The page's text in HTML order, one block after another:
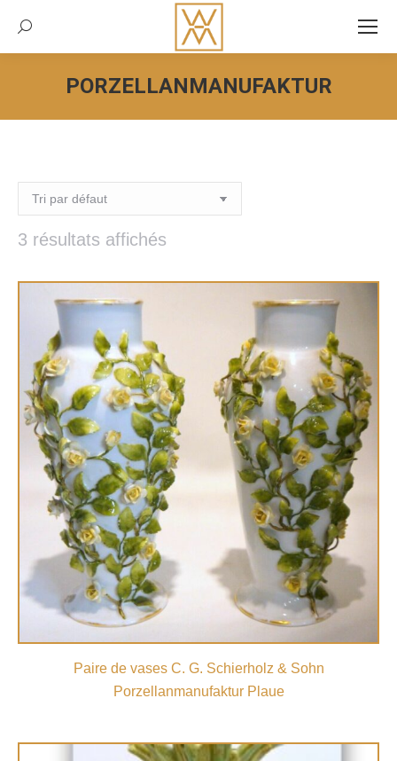
Recherche:
PORZELLANMANUFAKTUR
Vous êtes ici :
3 résultats affichés
Paire de vases C. G. Schierholz & Sohn
Porzellanmanufaktur Plaue